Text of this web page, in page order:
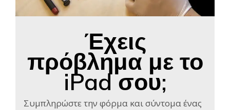
Έχεις
πρόβλημα με το
iPad σου;
Συμπληρώστε την φόρμα και σύντομα ένας